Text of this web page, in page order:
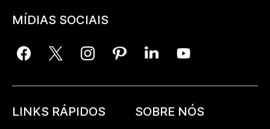
MÍDIAS SOCIAIS
LINKS RÁPIDOS SOBRE NÓS